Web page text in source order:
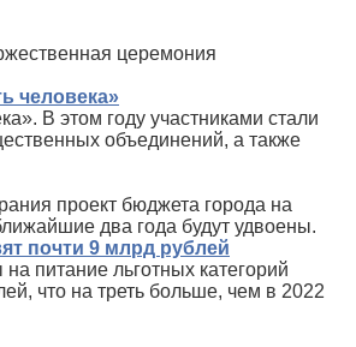
церемония
человека»
В этом году участниками стали
объединений, а также
проект бюджета города на
два года будут удвоены.
почти 9 млрд рублей
питание льготных категорий
что на треть больше, чем в 2022